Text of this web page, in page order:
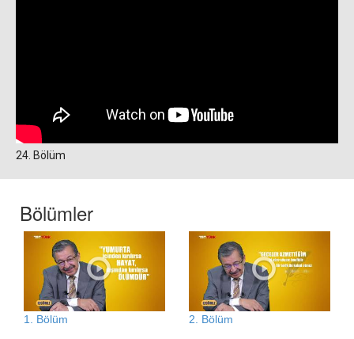
24. Bölüm
Bölümler
1. Bölüm 2. Bölüm